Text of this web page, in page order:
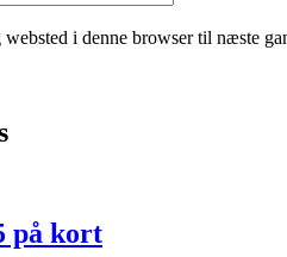
i denne browser til næste
på kort